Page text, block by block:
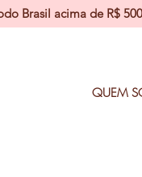
Brasil acima de R$
QUEM